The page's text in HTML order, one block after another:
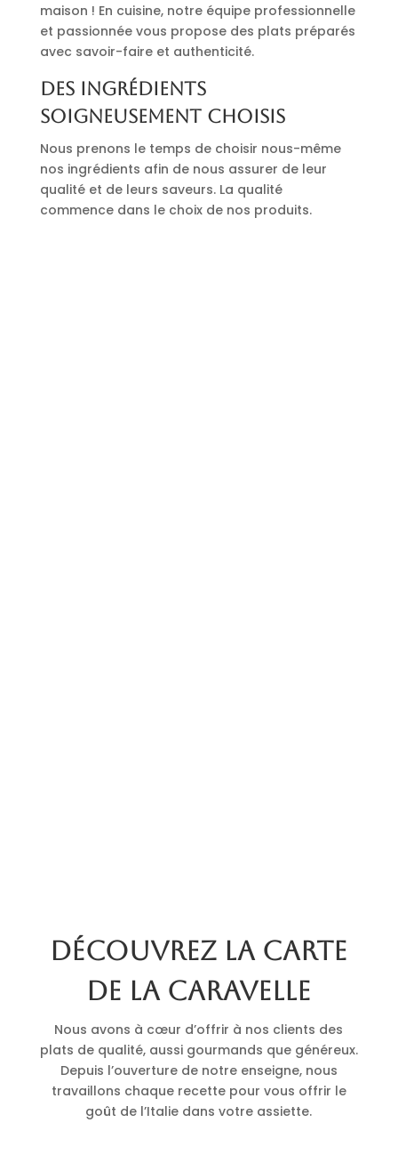
maison ! En cuisine, notre équipe professionnelle
et passionnée vous propose des plats préparés
avec savoir-faire et authenticité.
Des ingrédients
soigneusement choisis
Nous prenons le temps de choisir nous-même
nos ingrédients afin de nous assurer de leur
qualité et de leurs saveurs. La qualité
commence dans le choix de nos produits.
Découvrez la carte
de La Caravelle
Nous avons à cœur d’offrir à nos clients des
plats de qualité, aussi gourmands que généreux.
Depuis l’ouverture de notre enseigne, nous
travaillons chaque recette pour vous offrir le
goût de l’Italie dans votre assiette.